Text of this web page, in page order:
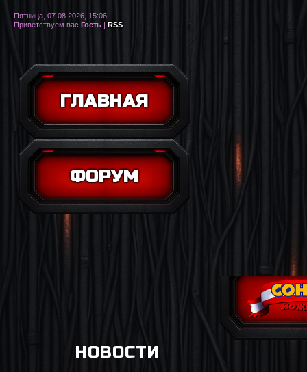
ГЛАВНАЯ
ФОРУМ
Пятница, 07.08.2026, 15:06
Приветствуем вас Гость | RSS
НОВОСТИ